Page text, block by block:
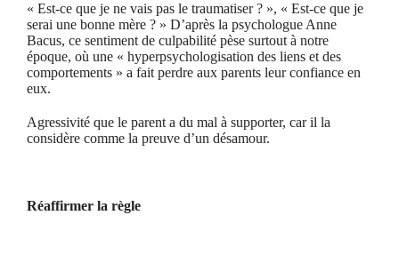
« Est-ce que je ne vais pas le traumatiser ? », « Est-ce que je
serai une bonne mère ? » D’après la psychologue Anne
Bacus, ce sentiment de culpabilité pèse surtout à notre
époque, où une « hyperpsychologisation des liens et des
comportements » a fait perdre aux parents leur confiance en
eux.
Agressivité que le parent a du mal à supporter, car il la
considère comme la preuve d’un désamour.
Réaffirmer la règle